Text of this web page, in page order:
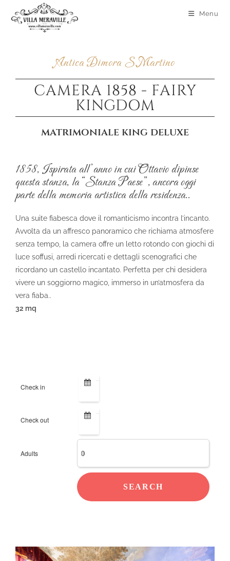
Menu
Antica Dimora S.Martino
CAMERA 1858 - FAIRY
KINGDOM
matrimoniale king deluxe
1858, Ispirata all’anno in cui Ottavio dipinse
questa stanza, la “Stanza Paese”, ancora oggi
parte della memoria artistica della residenza..
Una suite fiabesca dove il romanticismo incontra l’incanto.
Avvolta da un affresco panoramico che richiama atmosfere
senza tempo, la camera offre un letto rotondo con giochi di
luce soffusi, arredi ricercati e dettagli scenografici che
ricordano un castello incantato. Perfetta per chi desidera
vivere un soggiorno magico, immerso in un’atmosfera da
vera fiaba..
32 mq
Check in
Check out
Adults